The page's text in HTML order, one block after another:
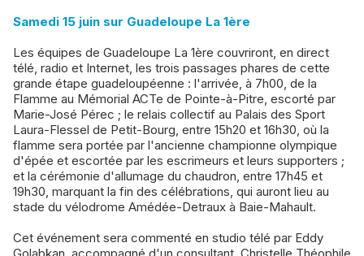
Samedi 15 juin sur Guadeloupe La 1ère
Les équipes de Guadeloupe La 1ère couvriront, en direct
télé, radio et Internet, les trois passages phares de cette
grande étape guadeloupéenne : l'arrivée, à 7h00, de la
Flamme au Mémorial ACTe de Pointe-à-Pitre, escorté par
Marie-José Pérec ; le relais collectif au Palais des Sport
Laura-Flessel de Petit-Bourg, entre 15h20 et 16h30, où la
flamme sera portée par l'ancienne championne olympique
d'épée et escortée par les escrimeurs et leurs supporters ;
et la cérémonie d'allumage du chaudron, entre 17h45 et
19h30, marquant la fin des célébrations, qui auront lieu au
stade du vélodrome Amédée-Detraux à Baie-Mahault.
Cet événement sera commenté en studio télé par Eddy